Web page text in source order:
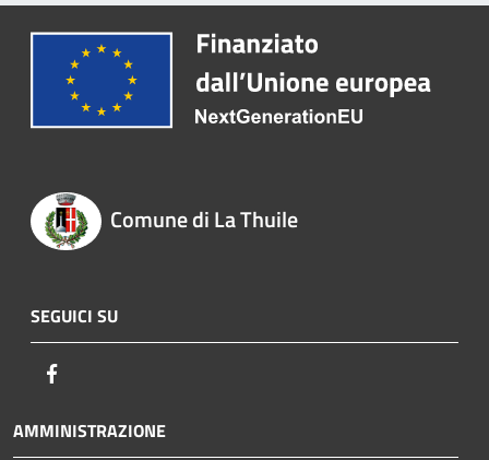
Comune di La Thuile
SEGUICI SU
AMMINISTRAZIONE